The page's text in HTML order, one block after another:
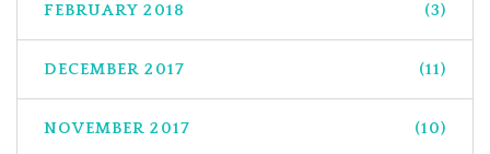
FEBRUARY 2018 (3)
DECEMBER 2017 (11)
NOVEMBER 2017 (10)